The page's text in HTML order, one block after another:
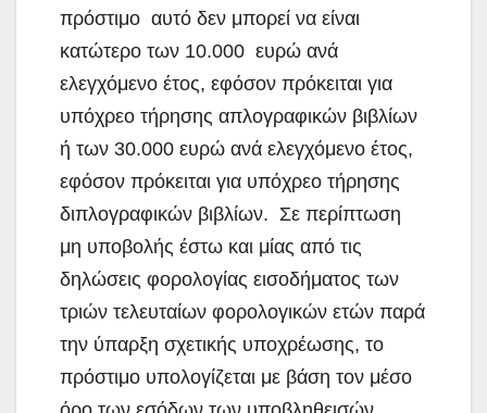
πρόστιμο αυτό δεν μπορεί να είναι
κατώτερο των 10.000 ευρώ ανά
ελεγχόμενο έτος, εφόσον πρόκειται για
υπόχρεο τήρησης απλογραφικών βιβλίων
ή των 30.000 ευρώ ανά ελεγχόμενο έτος,
εφόσον πρόκειται για υπόχρεο τήρησης
διπλογραφικών βιβλίων. Σε περίπτωση
μη υποβολής έστω και μίας από τις
δηλώσεις φορολογίας εισοδήματος των
τριών τελευταίων φορολογικών ετών παρά
την ύπαρξη σχετικής υποχρέωσης, το
πρόστιμο υπολογίζεται με βάση τον μέσο